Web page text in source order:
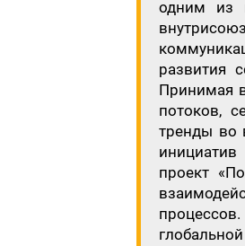
одним из
развития
Принимая
потоков,
тренды во
инициатив
проект